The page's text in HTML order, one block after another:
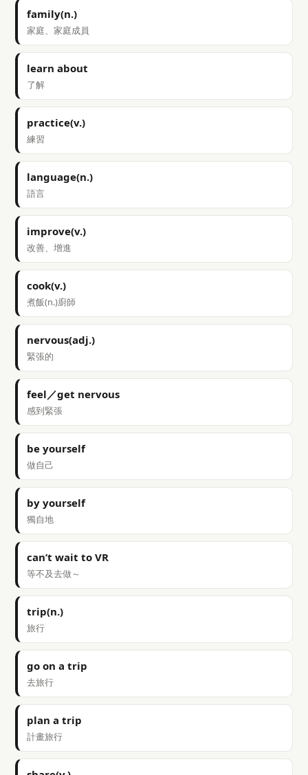
family(n.)
家庭、家庭成員
learn about
了解
practice(v.)
練習
language(n.)
語言
improve(v.)
改善、增進
cook(v.)
煮飯(n.)廚師
nervous(adj.)
緊張的
feel／get nervous
感到緊張
be yourself
做自己
by yourself
獨自地
can’t wait to VR
等不及去做～
trip(n.)
旅行
go on a trip
去旅行
plan a trip
計畫旅行